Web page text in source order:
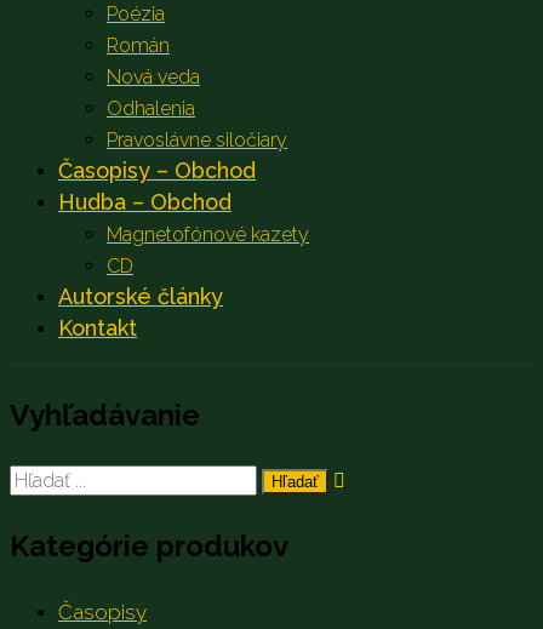
Poézia
Román
Nová veda
Odhalenia
Pravoslávne siločiary
Časopisy – Obchod
Hudba – Obchod
Magnetofónové kazety
CD
Autorské články
Kontakt
Vyhľadávanie
Search
Kategórie produkov
Časopisy